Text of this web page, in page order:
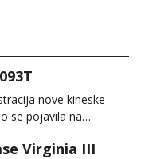
nove kineske
se pojavila na…
Virginia III